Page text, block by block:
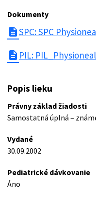
Dokumenty
descriptionSPC: SPC
description PIL:
Popis lieku
Právny základ žiadosti
Samostatná úplná –
Vydané
30.09.2002
Pediatrické dávkovanie
Áno